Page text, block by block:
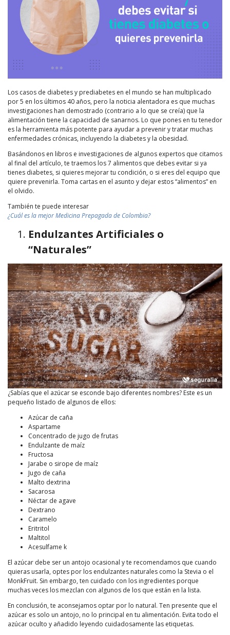
Los casos de diabetes y prediabetes en el mundo se han multiplicado
por 5 en los últimos 40 años, pero la noticia alentadora es que muchas
investigaciones han demostrado (contrario a lo que se creía) que la
alimentación tiene la capacidad de sanarnos. Lo que pones en tu tenedor
es la herramienta más potente para ayudar a prevenir y tratar muchas
enfermedades crónicas, incluyendo la diabetes y la obesidad.
Basándonos en libros e investigaciones de algunos expertos que citamos
al final del artículo, te traemos los 7 alimentos que debes evitar si ya
tienes diabetes, si quieres mejorar tu condición, o si eres del equipo que
quiere prevenirla. Toma cartas en el asunto y dejar estos “alimentos” en
el olvido.
También te puede interesar
¿Cuál es la mejor Medicina Prepagada de Colombia?
Endulzantes Artificiales o
“Naturales”
¿Sabías que el azúcar se esconde bajo diferentes nombres? Este es un
pequeño listado de algunos de ellos:
Azúcar de caña
Aspartame
Concentrado de jugo de frutas
Endulzante de maíz
Fructosa
Jarabe o sirope de maíz
Jugo de caña
Malto dextrina
Sacarosa
Néctar de agave
Dextrano
Caramelo
Eritritol
Maltitol
Acesulfame k
El azúcar debe ser un antojo ocasional y te recomendamos que cuando
quieras usarla, optes por los endulzantes naturales como la Stevia o el
MonkFruit. Sin embargo, ten cuidado con los ingredientes porque
muchas veces los mezclan con algunos de los que están en la lista.
En conclusión, te aconsejamos optar por lo natural. Ten presente que el
azúcar es solo un antojo, no lo principal en tu alimentación. Evita todo el
azúcar oculto y añadido leyendo cuidadosamente las etiquetas.